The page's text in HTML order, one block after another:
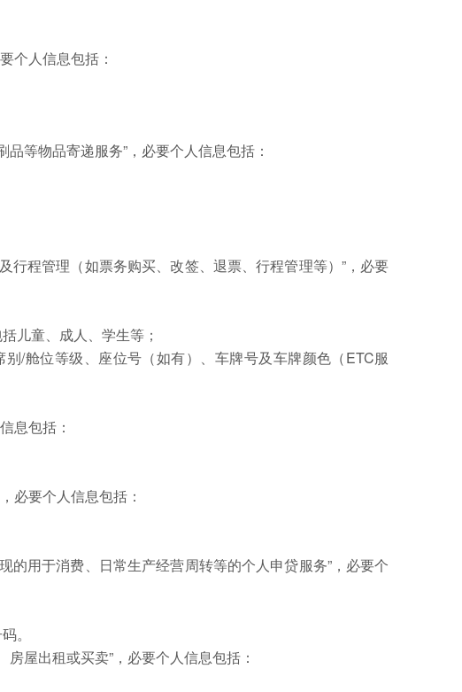
个人信息包括：
等物品寄递服务”，必要个人信息包括：
行程管理（如票务购买、改签、退票、行程管理等）”，必要
儿童、成人、学生等；
/舱位等级、座位号（如有）、车牌号及车牌颜色（ETC服
息包括：
必要个人信息包括：
的用于消费、日常生产经营周转等的个人申贷服务”，必要个
。
屋出租或买卖”，必要个人信息包括：